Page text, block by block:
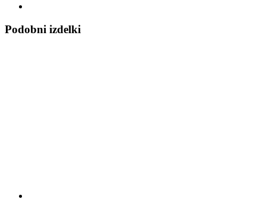
Podobni izdelki